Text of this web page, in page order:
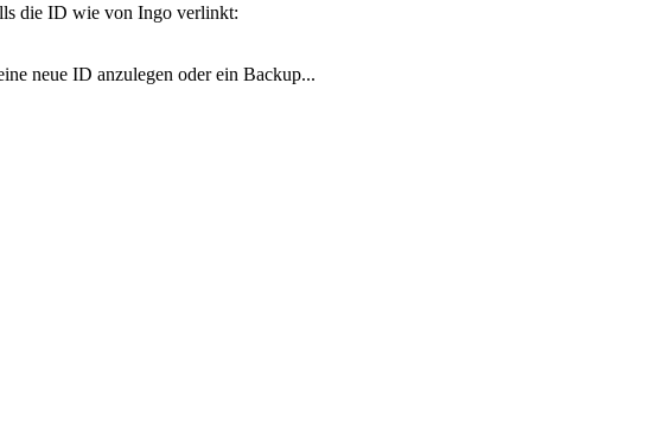
die ID wie von Ingo verlinkt:
neue ID anzulegen oder ein Backup...